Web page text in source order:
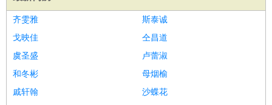
齐雯雅
斯泰诚
戈映佳
仝昌道
虞圣盛
卢蕾淑
和冬彬
母烟榆
戚轩翰
沙蝶花